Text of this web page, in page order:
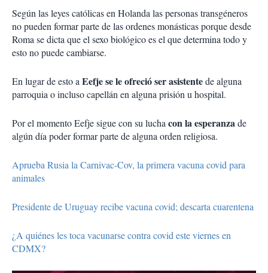
Según las leyes católicas en Holanda las personas transgéneros
no pueden formar parte de las ordenes monásticas porque desde
Roma se dicta que el sexo biológico es el que determina todo y
esto no puede cambiarse.
En lugar de esto aEefje se le ofreció ser asistentede alguna
parroquia o incluso capellán en alguna prisión u hospital.
Por el momento Eefje sigue con su luchacon la esperanzade
algún día poder formar parte de alguna orden religiosa.
Aprueba Rusia la Carnivac-Cov, la primera vacuna covid para
animales
Presidente de Uruguay recibe vacuna covid; descarta cuarentena
¿A quiénes les toca vacunarse contra covid este viernes en
CDMX?